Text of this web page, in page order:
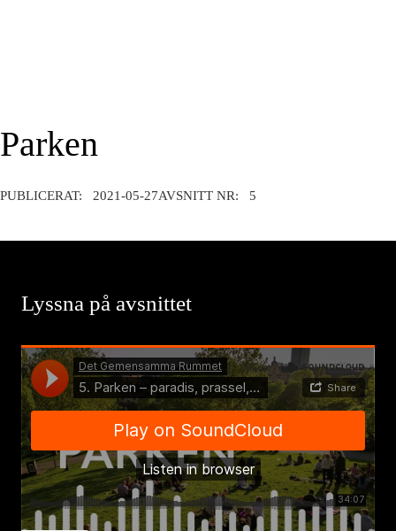
Parken
PUBLICERAT: 2021-05-27AVSNITT NR: 5
Lyssna på avsnittet
Arwidsson Talks·Avsnitt PARK MiX 01